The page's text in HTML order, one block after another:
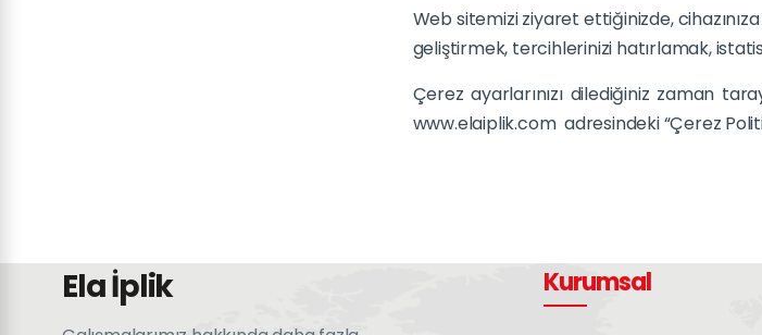
Web sitemizi ziyaret ettiğinizde,
geliştirmek, tercihlerinizi hatırlamak,
Çerez ayarlarınızı dilediğiniz zaman
www.elaiplik.com adresindeki “Çerez
Ela İplik Kurumsal